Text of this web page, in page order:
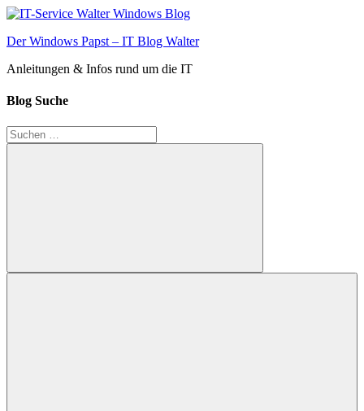
Zum
springen
Der Windows Papst – IT Blog Walter
Anleitungen & Infos rund um die IT
Blog Suche
Suchen
nach:
Suchen